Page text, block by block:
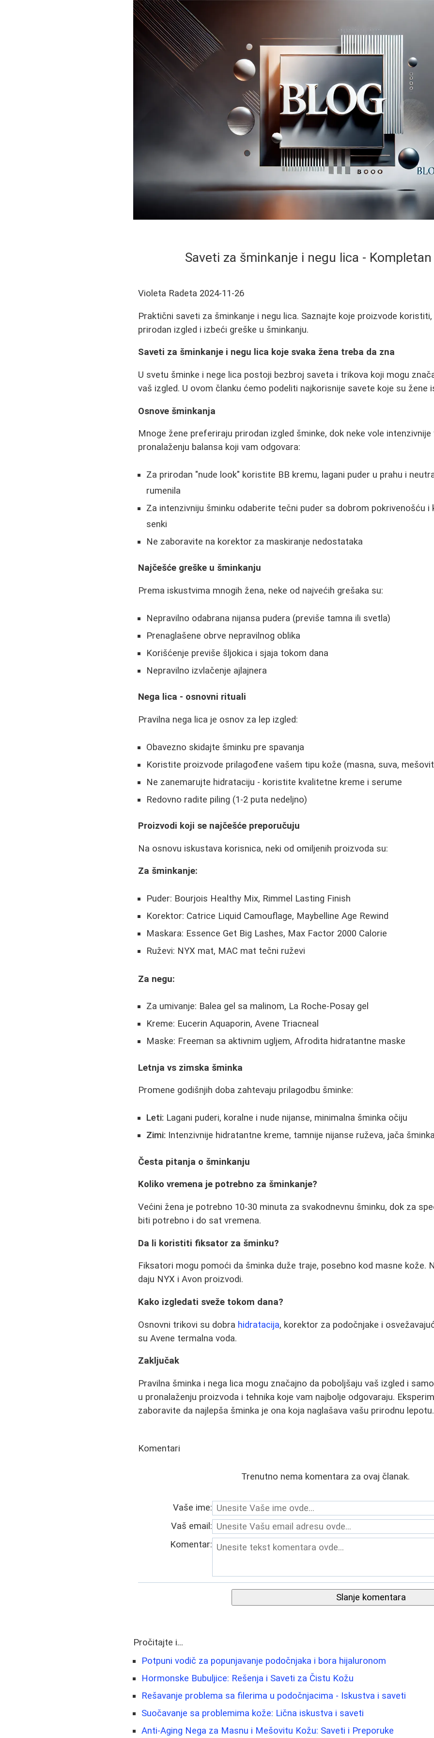
Saveti za šminkanje i negu lica -
Violeta Radeta 2024-11-26
Praktični saveti za šminkanje i negu lica. Saznajte koje proizvode
prirodan izgled i izbeći greške u šminkanju.
Saveti za šminkanje i negu lica koje svaka žena treba da zna
U svetu šminke i nege lica postoji bezbroj saveta i trikova koji mogu
vaš izgled. U ovom članku ćemo podeliti najkorisnije savete koje su žene
Osnove šminkanja
Mnoge žene preferiraju prirodan izgled šminke, dok neke vole
pronalaženju balansa koji vam odgovara:
Za prirodan "nude look" koristite BB kremu, lagani puder u prahu i
rumenila
Za intenzivniju šminku odaberite tečni puder sa dobrom pokrivenošću
senki
Ne zaboravite na korektor za maskiranje nedostataka
Najčešće greške u šminkanju
Prema iskustvima mnogih žena, neke od najvećih grešaka su:
Nepravilno odabrana nijansa pudera (previše tamna ili svetla)
Prenaglašene obrve nepravilnog oblika
Korišćenje previše šljokica i sjaja tokom dana
Nepravilno izvlačenje ajlajnera
Nega lica - osnovni rituali
Pravilna nega lica je osnov za lep izgled:
Obavezno skidajte šminku pre spavanja
Koristite proizvode prilagođene vašem tipu kože (masna, suva,
Ne zanemarujte hidrataciju - koristite kvalitetne kreme i serume
Redovno radite piling (1-2 puta nedeljno)
Proizvodi koji se najčešće preporučuju
Na osnovu iskustava korisnica, neki od omiljenih proizvoda su:
Za šminkanje:
Puder: Bourjois Healthy Mix, Rimmel Lasting Finish
Korektor: Catrice Liquid Camouflage, Maybelline Age Rewind
Maskara: Essence Get Big Lashes, Max Factor 2000 Calorie
Ruževi: NYX mat, MAC mat tečni ruževi
Za negu:
Za umivanje: Balea gel sa malinom, La Roche-Posay gel
Kreme: Eucerin Aquaporin, Avene Triacneal
Maske: Freeman sa aktivnim ugljem, Afrodita hidratantne maske
Letnja vs zimska šminka
Promene godišnjih doba zahtevaju prilagodbu šminke:
Leti: Lagani puderi, koralne i nude nijanse, minimalna šminka očiju
Zimi: Intenzivnije hidratantne kreme, tamnije nijanse ruževa, jača
Česta pitanja o šminkanju
Koliko vremena je potrebno za šminkanje?
Većini žena je potrebno 10-30 minuta za svakodnevnu šminku, dok za
biti potrebno i do sat vremena.
Da li koristiti fiksator za šminku?
Fiksatori mogu pomoći da šminka duže traje, posebno kod masne kože.
daju NYX i Avon proizvodi.
Kako izgledati sveže tokom dana?
Osnovni trikovi su dobra hidratacija, korektor za podočnjake i
su Avene termalna voda.
Zaključak
Pravilna šminka i nega lica mogu značajno da poboljšaju vaš izgled i
u pronalaženju proizvoda i tehnika koje vam najbolje odgovaraju.
zaboravite da najlepša šminka je ona koja naglašava vašu prirodnu lepotu.
Komentari
Trenutno nema komentara za ovaj članak.
Vaše ime:
Vaš email:
Komentar:
Slanje komentara
Pročitajte i...
Potpuni vodič za popunjavanje podočnjaka i bora hijaluronom
Hormonske Bubuljice: Rešenja i Saveti za Čistu Kožu
Rešavanje problema sa filerima u podočnjacima - Iskustva i saveti
Suočavanje sa problemima kože: Lična iskustva i saveti
Anti-Aging Nega za Masnu i Mešovitu Kožu: Saveti i Preporuke